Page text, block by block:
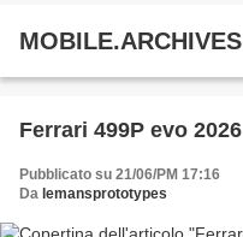
MOBILE.ARCHIVES
Ferrari 499P evo 2026
Pubblicato su 21/06/PM 17:16
Da lemansprototypes